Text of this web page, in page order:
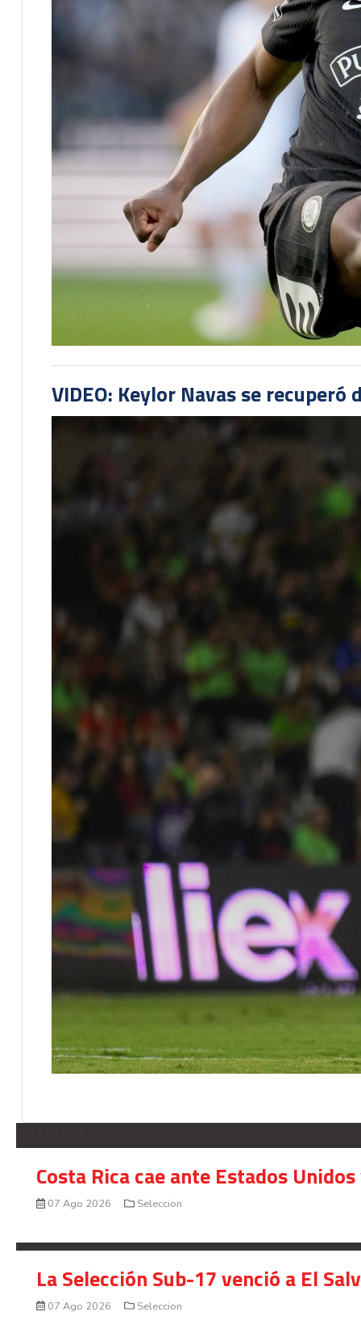
VIDEO: Keylor Navas se
Costa Rica cae ante Estados
07 Ago 2026 Seleccion
La Selección Sub-17 venció a El
07 Ago 2026 Seleccion